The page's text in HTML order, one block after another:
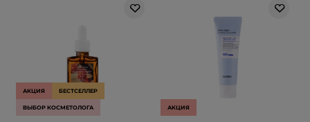
АКЦИЯ БЕСТСЕЛЛЕР
ВЫБОР КОСМЕТОЛОГА АКЦИЯ